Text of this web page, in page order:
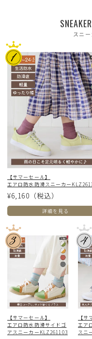
スニ
【サマーセール】
エアロ防水防滑スニーカー
¥6,160 （税込）
詳細を見る
【サマーセール】
エアロ防水防滑サイドゴ
アスニーカーKLZ261103
【サ
エア
スニ